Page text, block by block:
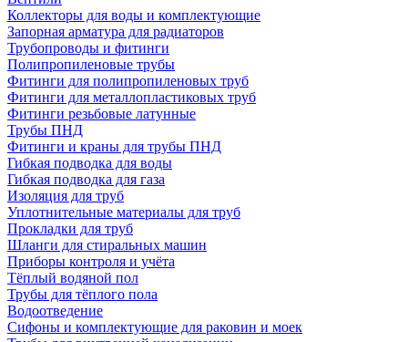
Коллекторы для воды и комплектующие
Запорная арматура для радиаторов
Трубопроводы и фитинги
Полипропиленовые трубы
Фитинги для полипропиленовых труб
Фитинги для металлопластиковых труб
Фитинги резьбовые латунные
Трубы ПНД
Фитинги и краны для трубы ПНД
Гибкая подводка для воды
Гибкая подводка для газа
Изоляция для труб
Уплотнительные материалы для труб
Прокладки для труб
Шланги для стиральных машин
Приборы контроля и учёта
Тёплый водяной пол
Трубы для тёплого пола
Водоотведение
Сифоны и комплектующие для раковин и моек